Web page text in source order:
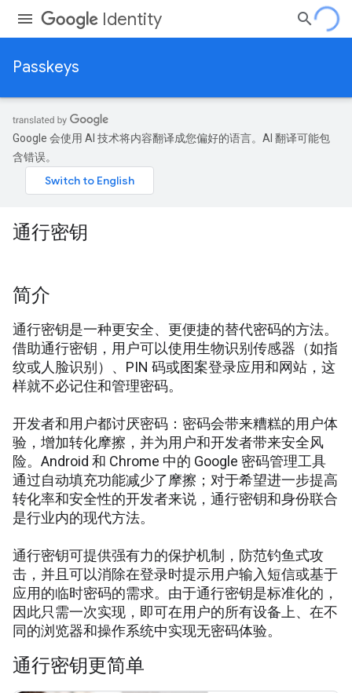
Identity
Passkeys
Google 会使用 AI 技术将内容翻译成您偏好的语言。AI 翻译可能包
含错误。
通行密钥
简介
通行密钥是一种更安全、更便捷的替代密码的方法。
借助通行密钥，用户可以使用生物识别传感器（如指
纹或人脸识别）、PIN 码或图案登录应用和网站，这
样就不必记住和管理密码。
开发者和用户都讨厌密码：密码会带来糟糕的用户体
验，增加转化摩擦，并为用户和开发者带来安全风
险。Android 和 Chrome 中的 Google 密码管理工具
通过自动填充功能减少了摩擦；对于希望进一步提高
转化率和安全性的开发者来说，通行密钥和身份联合
是行业内的现代方法。
通行密钥可提供强有力的保护机制，防范钓鱼式攻
击，并且可以消除在登录时提示用户输入短信或基于
应用的临时密码的需求。由于通行密钥是标准化的，
因此只需一次实现，即可在用户的所有设备上、在不
同的浏览器和操作系统中实现无密码体验。
通行密钥更简单